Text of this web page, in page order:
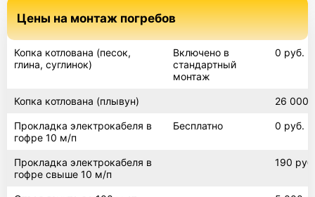
Цены на монтаж погребов
Копка котлована (песок,
глина, суглинок)
Включено в
стандартный
монтаж
0 руб.
Копка котлована (плывун) 26 000
Прокладка электрокабеля в
гофре 10 м/п
Бесплатно 0 руб.
Прокладка электрокабеля в
гофре свыше 10 м/п
190